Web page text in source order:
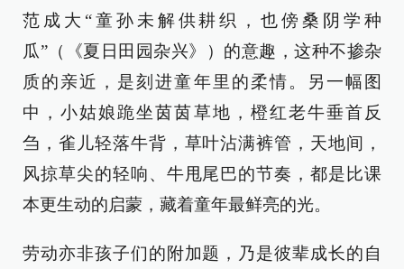
范成大“童孙未解供耕织，也傍桑阴学种
瓜”（《夏日田园杂兴》）的意趣，这种不掺杂
质的亲近，是刻进童年里的柔情。另一幅图
中，小姑娘跪坐茵茵草地，橙红老牛垂首反
刍，雀儿轻落牛背，草叶沾满裤管，天地间，
风掠草尖的轻响、牛甩尾巴的节奏，都是比课
本更生动的启蒙，藏着童年最鲜亮的光。
劳动亦非孩子们的附加题，乃是彼辈成长的自